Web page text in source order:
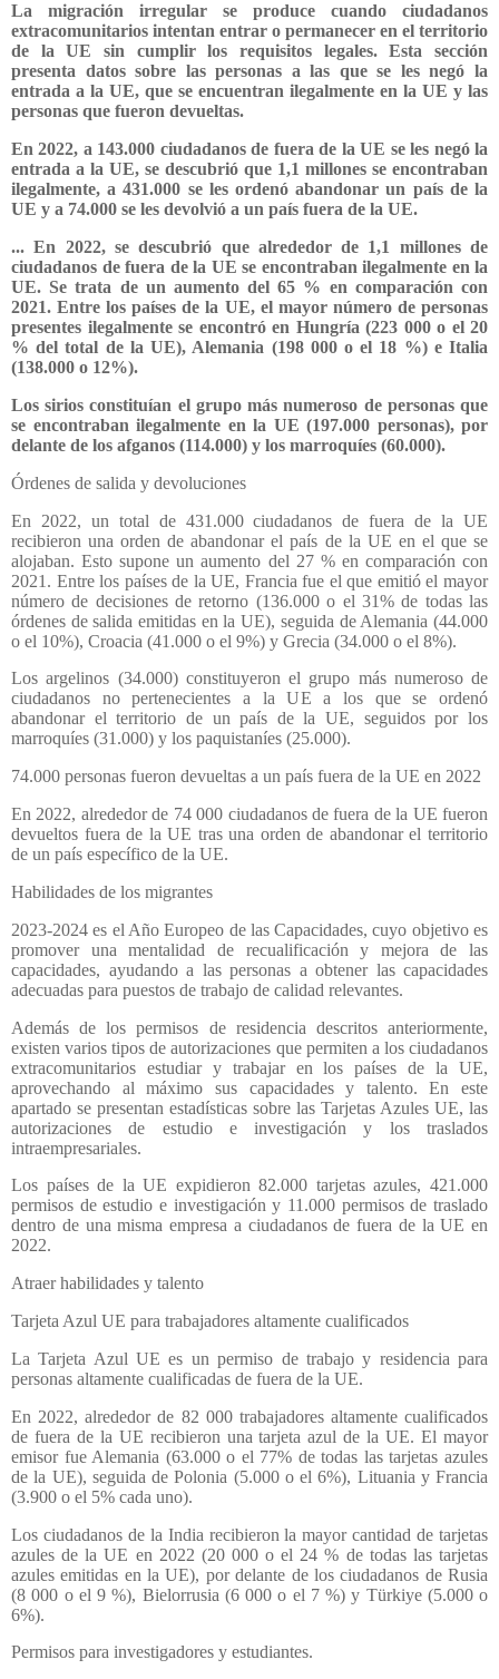
La migración irregular se produce cuando ciudadanos
extracomunitarios intentan entrar o permanecer en el territorio
de la UE sin cumplir los requisitos legales. Esta sección
presenta datos sobre las personas a las que se les negó la
entrada a la UE, que se encuentran ilegalmente en la UE y las
personas que fueron devueltas.
En 2022, a 143.000 ciudadanos de fuera de la UE se les negó la
entrada a la UE, se descubrió que 1,1 millones se encontraban
ilegalmente, a 431.000 se les ordenó abandonar un país de la
UE y a 74.000 se les devolvió a un país fuera de la UE.
... En 2022, se descubrió que alrededor de 1,1 millones de
ciudadanos de fuera de la UE se encontraban ilegalmente en la
UE. Se trata de un aumento del 65 % en comparación con
2021. Entre los países de la UE, el mayor número de personas
presentes ilegalmente se encontró en Hungría (223 000 o el 20
% del total de la UE), Alemania (198 000 o el 18 %) e Italia
(138.000 o 12%).
Los sirios constituían el grupo más numeroso de personas que
se encontraban ilegalmente en la UE (197.000 personas), por
delante de los afganos (114.000) y los marroquíes (60.000).
Órdenes de salida y devoluciones
En 2022, un total de 431.000 ciudadanos de fuera de la UE
recibieron una orden de abandonar el país de la UE en el que se
alojaban. Esto supone un aumento del 27 % en comparación con
2021. Entre los países de la UE, Francia fue el que emitió el mayor
número de decisiones de retorno (136.000 o el 31% de todas las
órdenes de salida emitidas en la UE), seguida de Alemania (44.000
o el 10%), Croacia (41.000 o el 9%) y Grecia (34.000 o el 8%).
Los argelinos (34.000) constituyeron el grupo más numeroso de
ciudadanos no pertenecientes a la UE a los que se ordenó
abandonar el territorio de un país de la UE, seguidos por los
marroquíes (31.000) y los paquistaníes (25.000).
74.000 personas fueron devueltas a un país fuera de la UE en 2022
En 2022, alrededor de 74 000 ciudadanos de fuera de la UE fueron
devueltos fuera de la UE tras una orden de abandonar el territorio
de un país específico de la UE.
Habilidades de los migrantes
2023-2024 es el Año Europeo de las Capacidades, cuyo objetivo es
promover una mentalidad de recualificación y mejora de las
capacidades, ayudando a las personas a obtener las capacidades
adecuadas para puestos de trabajo de calidad relevantes.
Además de los permisos de residencia descritos anteriormente,
existen varios tipos de autorizaciones que permiten a los ciudadanos
extracomunitarios estudiar y trabajar en los países de la UE,
aprovechando al máximo sus capacidades y talento. En este
apartado se presentan estadísticas sobre las Tarjetas Azules UE, las
autorizaciones de estudio e investigación y los traslados
intraempresariales.
Los países de la UE expidieron 82.000 tarjetas azules, 421.000
permisos de estudio e investigación y 11.000 permisos de traslado
dentro de una misma empresa a ciudadanos de fuera de la UE en
2022.
Atraer habilidades y talento
Tarjeta Azul UE para trabajadores altamente cualificados
La Tarjeta Azul UE es un permiso de trabajo y residencia para
personas altamente cualificadas de fuera de la UE.
En 2022, alrededor de 82 000 trabajadores altamente cualificados
de fuera de la UE recibieron una tarjeta azul de la UE. El mayor
emisor fue Alemania (63.000 o el 77% de todas las tarjetas azules
de la UE), seguida de Polonia (5.000 o el 6%), Lituania y Francia
(3.900 o el 5% cada uno).
Los ciudadanos de la India recibieron la mayor cantidad de tarjetas
azules de la UE en 2022 (20 000 o el 24 % de todas las tarjetas
azules emitidas en la UE), por delante de los ciudadanos de Rusia
(8 000 o el 9 %), Bielorrusia (6 000 o el 7 %) y Türkiye (5.000 o
6%).
Permisos para investigadores y estudiantes.